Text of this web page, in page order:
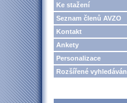
Ke stažení
Seznam členů AVZO
Kontakt
Ankety
Personalizace
Rozšířené